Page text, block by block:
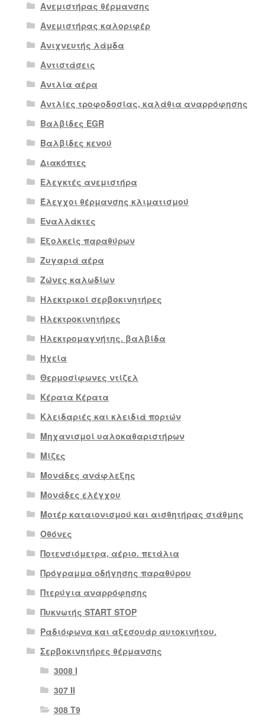
Ανεμιστήρας θέρμανσης
Ανεμιστήρας καλοριφέρ
Ανιχνευτής λάμδα
Αντιστάσεις
Αντλία αέρα
Αντλίες τροφοδοσίας, καλάθια αναρρόφησης
Βαλβίδες EGR
Βαλβίδες κενού
Διακόπτες
Ελεγκτές ανεμιστήρα
Έλεγχοι θέρμανσης κλιματισμού
Εναλλάκτες
Εξολκείς παραθύρων
Ζυγαριά αέρα
Ζώνες καλωδίων
Ηλεκτρικοί σερβοκινητήρες
Ηλεκτροκινητήρες
Ηλεκτρομαγνήτης. βαλβίδα
Ηχεία
Θερμοσίφωνες ντίζελ
Κέρατα Κέρατα
Κλειδαριές και κλειδιά πορτών
Μηχανισμοί υαλοκαθαριστήρων
Μίζες
Μονάδες ανάφλεξης
Μονάδες ελέγχου
Μοτέρ καταιονισμού και αισθητήρας στάθμης
Οθόνες
Ποτενσιόμετρα, αέριο. πετάλια
Πρόγραμμα οδήγησης παραθύρου
Πτερύγια αναρρόφησης
Πυκνωτής START STOP
Ραδιόφωνα και αξεσουάρ αυτοκινήτου.
Σερβοκινητήρες θέρμανσης
3008 Ι
307 II
308 Τ9